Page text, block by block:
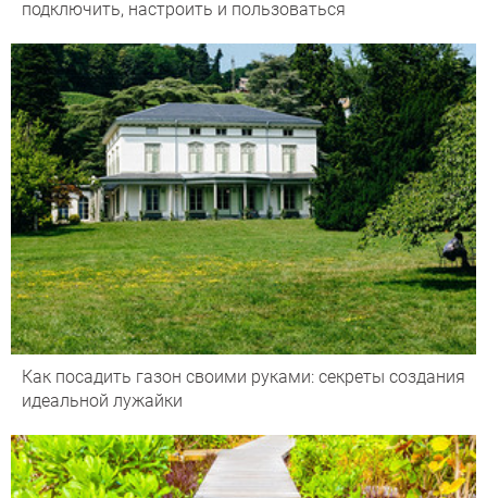
подключить, настроить и пользоваться
Как посадить газон своими руками: секреты создания
идеальной лужайки